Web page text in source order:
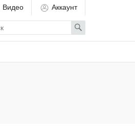
Видео Аккаунт
Search